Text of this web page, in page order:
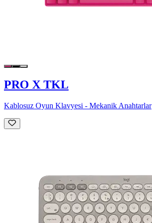
PRO X TKL
Kablosuz Oyun Klavyesi - Mekanik Anahtarlar